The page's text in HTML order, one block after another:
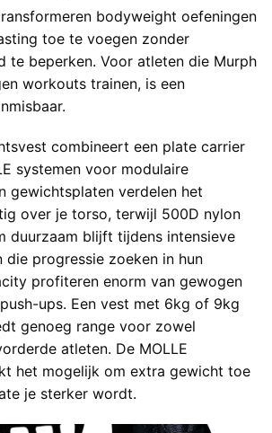
bodyweight oefeningen
toe te voegen zonder
te beperken. Voor atleten die Murph
workouts trainen, is een
combineert een plate carrier
systemen voor modulaire
gewichtsplaten verdelen het
over je torso, terwijl 500D nylon
duurzaam blijft tijdens intensieve
die progressie zoeken in hun
profiteren enorm van gewogen
ups. Een vest met 6kg of 9kg
genoeg range voor zowel
atleten. De MOLLE
het mogelijk om extra gewicht toe
je sterker wordt.